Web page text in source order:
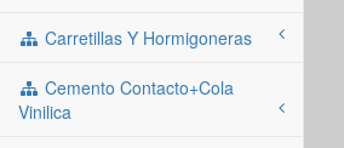
Carretillas Y Hormigoneras
Cemento Contacto+cola
Vinilica